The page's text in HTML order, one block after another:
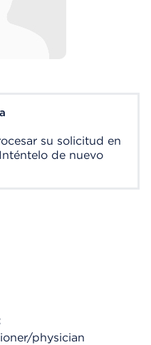
su solicitud en
de nuevo
physician